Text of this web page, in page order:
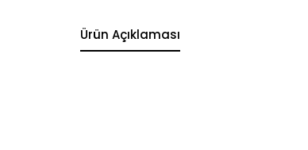
Ürün Açıklaması